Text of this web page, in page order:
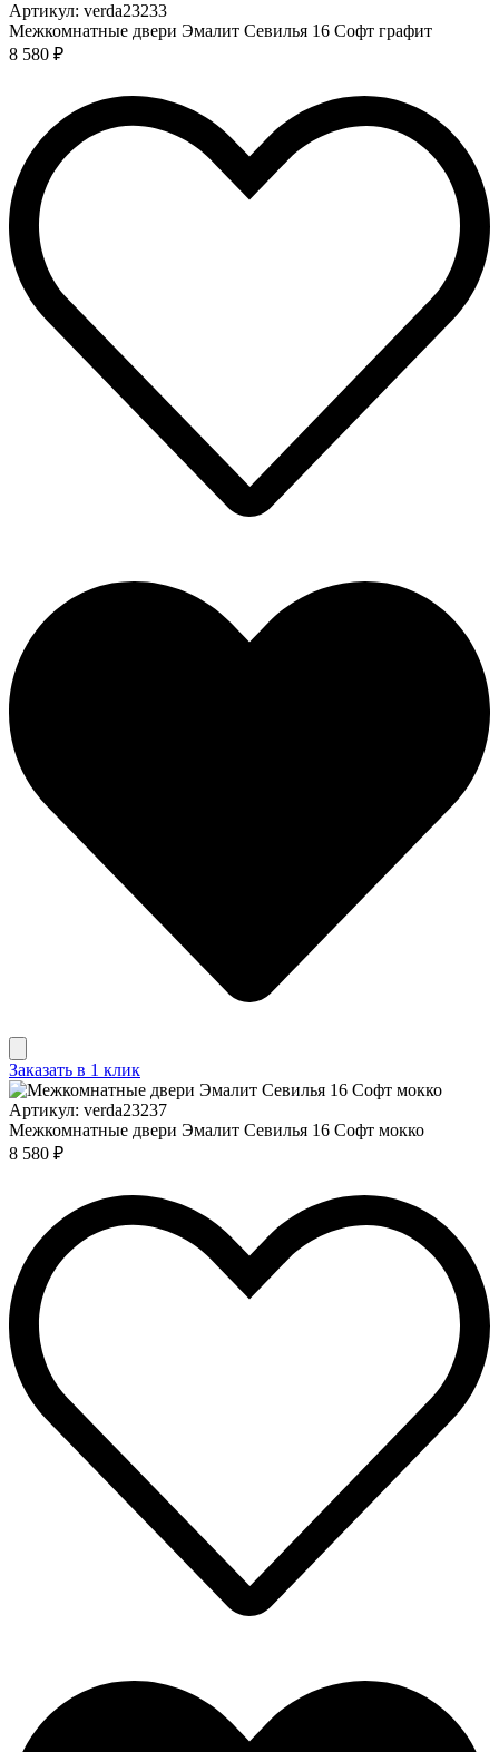
Артикул: verda23233
Межкомнатные двери Эмалит Севилья 16 Софт графит
8 580 ₽
Заказать в 1 клик
Артикул: verda23237
Межкомнатные двери Эмалит Севилья 16 Софт мокко
8 580 ₽